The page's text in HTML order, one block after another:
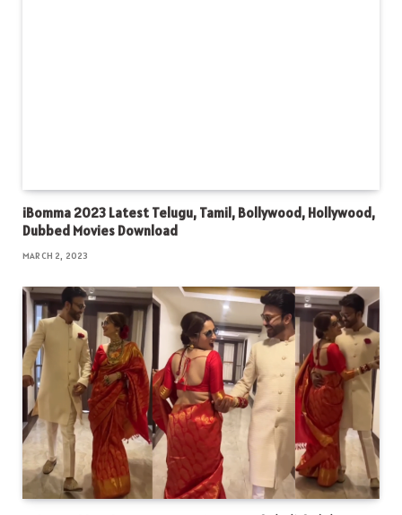
iBomma 2023 Latest Telugu, Tamil, Bollywood, Hollywood,
Dubbed Movies Download
MARCH 2, 2023